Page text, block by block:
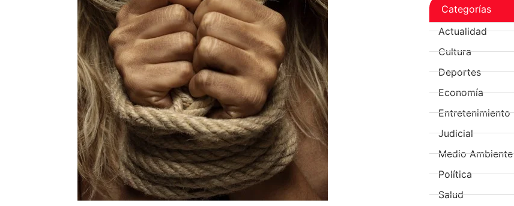
Categorías
Actualidad
Cultura
Deportes
Economía
Entretenimiento
Judicial
Medio Ambiente
Política
Salud